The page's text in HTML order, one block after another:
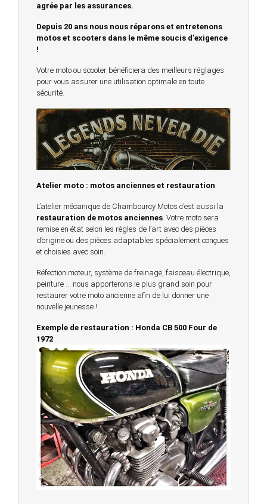
agrée par les assurances.
Depuis 20 ans nous nous réparons et entretenons
motos et scooters dans le même soucis d'exigence
!
Votre moto ou scooter bénéficiera des meilleurs réglages
pour vous assurer une utilisation optimale en toute
sécurité.
Atelier moto : motos anciennes et restauration
L’atelier mécanique de Chambourcy Motos c’est aussi la
restauration de motos anciennes . Votre moto sera
remise en état selon les règles de l’art avec des pièces
d’origine ou des pièces adaptables spécialement conçues
et choisies avec soin.
Réfection moteur, système de freinage, faisceau électrique,
peinture … nous apporterons le plus grand soin pour
restaurer votre moto ancienne afin de lui donner une
nouvelle jeunesse !
Exemple de restauration : Honda CB 500 Four de
1972
© 2023 -Chambourcy Motos 78 - 7bis chemin de la
Forêt - 78240 - Chambourcy -
Garage Motos et Scooters depuis 20 ans à votre
service entre Saint Germain en Laye et Poissy
Achat de motos et scooters - Dépôt vente - Réparation
- Concessionnaire Voge - Concessionnaire
Multimarques